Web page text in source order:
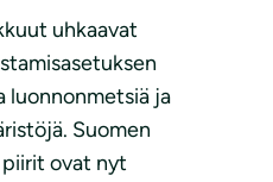
uhkaavat
luonnonmetsiä ja
Suomen
ovat nyt